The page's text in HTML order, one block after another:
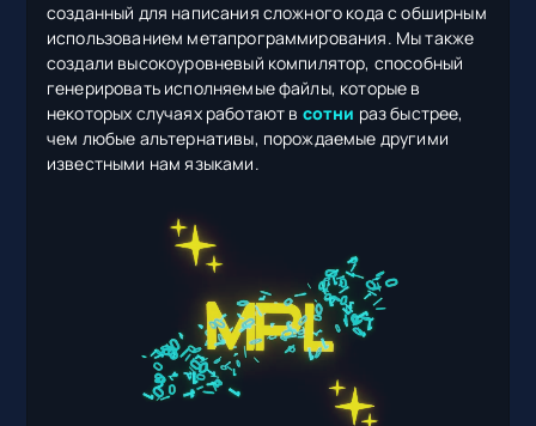
созданный для написания сложного кода с обширным
использованием метапрограммирования. Мы также
создали высокоуровневый компилятор, способный
генерировать исполняемые файлы, которые в
некоторых случаях работают в сотни раз быстрее,
чем любые альтернативы, порождаемые другими
известными нам языками.